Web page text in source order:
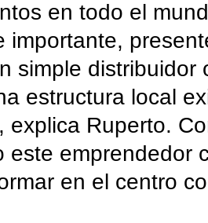
en todo el
importante,
simple distribuidor
estructura local
explica Ruperto.
este emprendedor
en el centro